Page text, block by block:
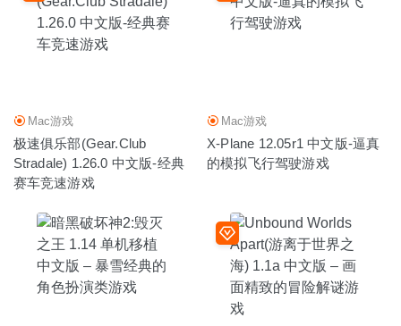
Mac游戏
极速俱乐部(Gear.Club
Stradale) 1.26.0 中文版-经典
赛车竞速游戏
Mac游戏
X-Plane 12.05r1 中文版-逼真
的模拟飞行驾驶游戏